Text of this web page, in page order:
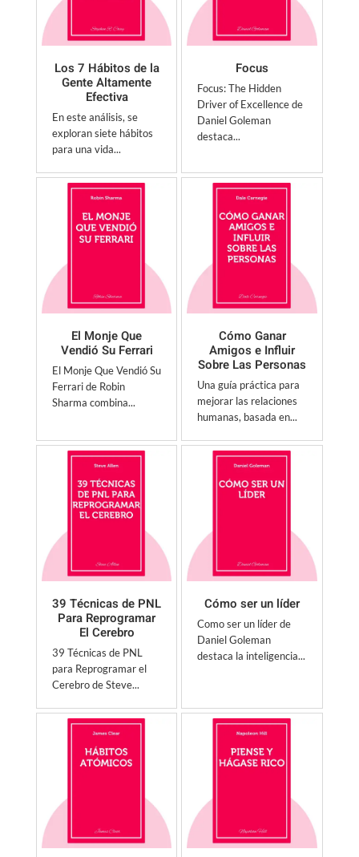
Los 7 Hábitos de la
Gente Altamente
Efectiva
En este análisis, se
exploran siete hábitos
para una vida...
Focus
Focus: The Hidden
Driver of Excellence de
Daniel Goleman
destaca...
El Monje Que
Vendió Su Ferrari
El Monje Que Vendió Su
Ferrari de Robin
Sharma combina...
Cómo Ganar
Amigos e Influir
Sobre Las Personas
Una guía práctica para
mejorar las relaciones
humanas, basada en...
39 Técnicas de PNL
Para Reprogramar
El Cerebro
39 Técnicas de PNL
para Reprogramar el
Cerebro de Steve...
Cómo ser un líder
Como ser un líder de
Daniel Goleman
destaca la inteligencia...